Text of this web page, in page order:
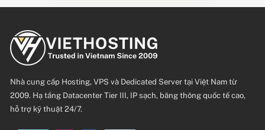
Nhà cung cấp Hosting, VPS và Dedicated Server tại Việt Nam từ
2009. Hạ tầng Datacenter Tier III, IP sạch, băng thông quốc tế cao,
hỗ trợ kỹ thuật 24/7.